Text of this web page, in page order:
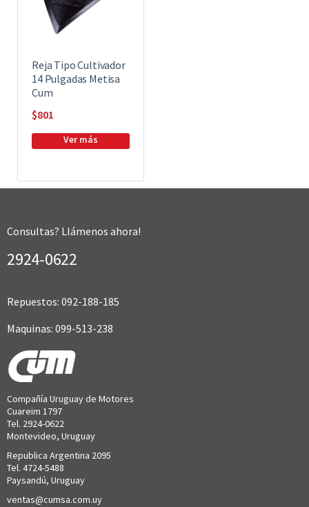
Reja Tipo Cultivador
14 Pulgadas Metisa
Cum
$801
Consultas? Llámenos ahora!
2924-0622
Repuestos: 092-188-185
Maquinas: 099-513-238
Compañía Uruguay de Motores
Cuareim 1797
Tel. 2924-0622
Montevideo, Uruguay
Republica Argentina 2095
Tel. 4724-5488
Paysandú, Uruguay
ventas@cumsa.com.uy